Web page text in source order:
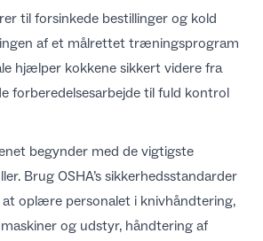
til forsinkede bestillinger og kold
af et målrettet træningsprogram
hjælper kokkene sikkert videre fra
forberedelsesarbejde til fuld kontrol
begynder med de vigtigste
Brug OSHA’s sikkerhedsstandarder
oplære personalet i knivhåndtering,
og udstyr, håndtering af